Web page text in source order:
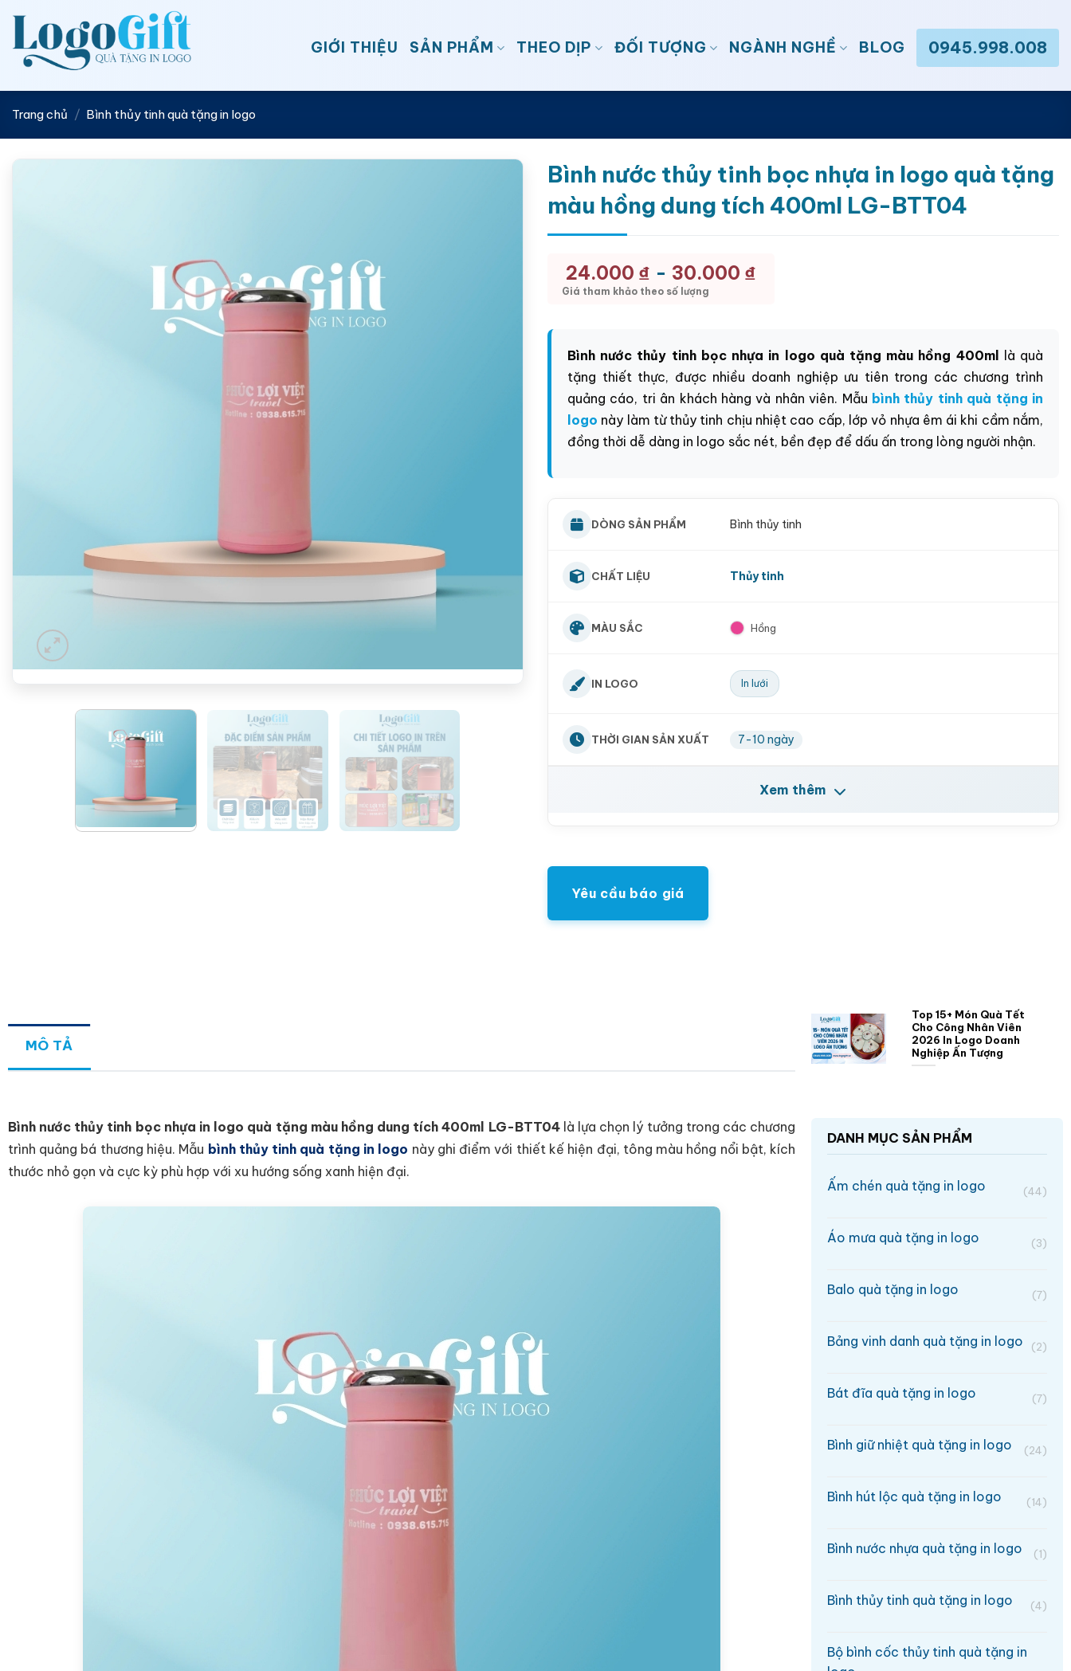
nội
dung
GIỚI THIỆU SẢN PHẨM THEO DỊP ĐỐI TƯỢNG NGÀNH NGHỀ BLOG 0945.998.008
Trang chủ / Bình thủy tinh quà tặng in logo
Bình nước thủy tinh bọc nhựa in logo quà tặng
màu hồng dung tích 400ml LG-BTT04
24.000 ₫ - 30.000 ₫
Giá tham khảo theo số lượng
Bình nước thủy tinh bọc nhựa in logo quà tặng màu hồng 400ml
là quà
tặng thiết thực, được nhiều doanh nghiệp ưu tiên trong các chương trình
quảng cáo, tri ân khách hàng và nhân viên. Mẫu bình thủy tinh quà tặng in
logo này làm từ thủy tinh chịu nhiệt cao cấp, lớp vỏ nhựa êm ái khi cầm nắm,
đồng thời dễ dàng in logo sắc nét, bền đẹp để dấu ấn trong lòng người nhận.
DÒNG SẢN PHẨM Bình thủy tinh
CHẤT LIỆU Thủy tinh
MÀU SẮC Hồng
IN LOGO In lưới
THỜI GIAN SẢN XUẤT 7-10 ngày
Xem thêm
Yêu cầu báo giá
MÔ TẢ
Bình nước thủy tinh bọc nhựa in logo quà tặng màu hồng dung tích 400ml LG-BTT04là lựa chọn lý tưởng trong các chương
trình quảng bá thương hiệu. Mẫu bình thủy tinh quà tặng in logo này ghi điểm với thiết kế hiện đại, tông màu hồng nổi bật, kích
thước nhỏ gọn và cực kỳ phù hợp với xu hướng sống xanh hiện đại.
Top 15+ Món Quà Tết
Cho Công Nhân Viên
2026 In Logo Doanh
Nghiệp Ấn Tượng
DANH MỤC SẢN PHẨM
Ấm chén quà tặng in logo (44)
Áo mưa quà tặng in logo (3)
Balo quà tặng in logo (7)
Bảng vinh danh quà tặng in logo (2)
Bát đĩa quà tặng in logo (7)
Bình giữ nhiệt quà tặng in logo (24)
Bình hút lộc quà tặng in logo (14)
Bình nước nhựa quà tặng in logo (1)
Bình thủy tinh quà tặng in logo (4)
Bộ bình cốc thủy tinh quà tặng in